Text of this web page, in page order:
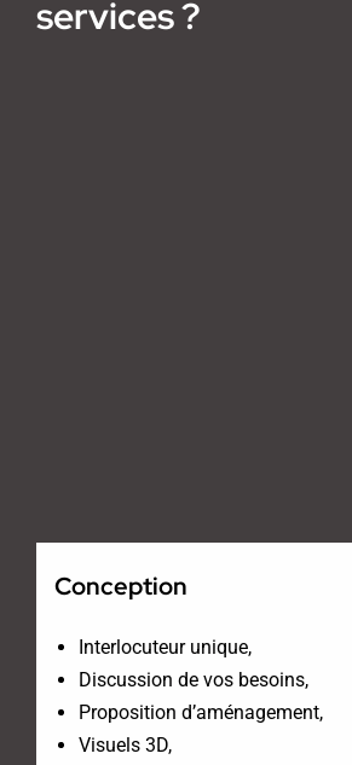
services ?
Conception
Interlocuteur unique,
Discussion de vos besoins,
Proposition d’aménagement,
Visuels 3D,